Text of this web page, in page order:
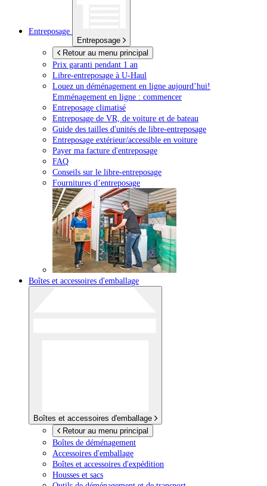
Entreposage
Entreposage
Retour au menu principal
Prix garanti pendant 1 an
Libre-entreposage à U-Haul
Louez un déménagement en ligne aujourd’hui!
Emménagement en ligne : commencer
Entreposage climatisé
Entreposage de VR, de voiture et de bateau
Guide des tailles d'unités de libre-entreposage
Entreposage extérieur/accessible en voiture
Payer ma facture d'entreposage
FAQ
Conseils sur le libre-entreposage
Fournitures d’entreposage
Boîtes et accessoires d'emballage
Boîtes et accessoires d'emballage
Retour au menu principal
Boîtes de déménagement
Accessoires d'emballage
Boîtes et accessoires d'expédition
Housses et sacs